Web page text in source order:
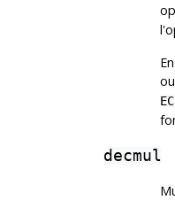
decmul